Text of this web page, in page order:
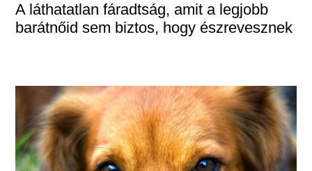
A láthatatlan fáradtság, amit a legjobb
barátnőid sem biztos, hogy észrevesznek